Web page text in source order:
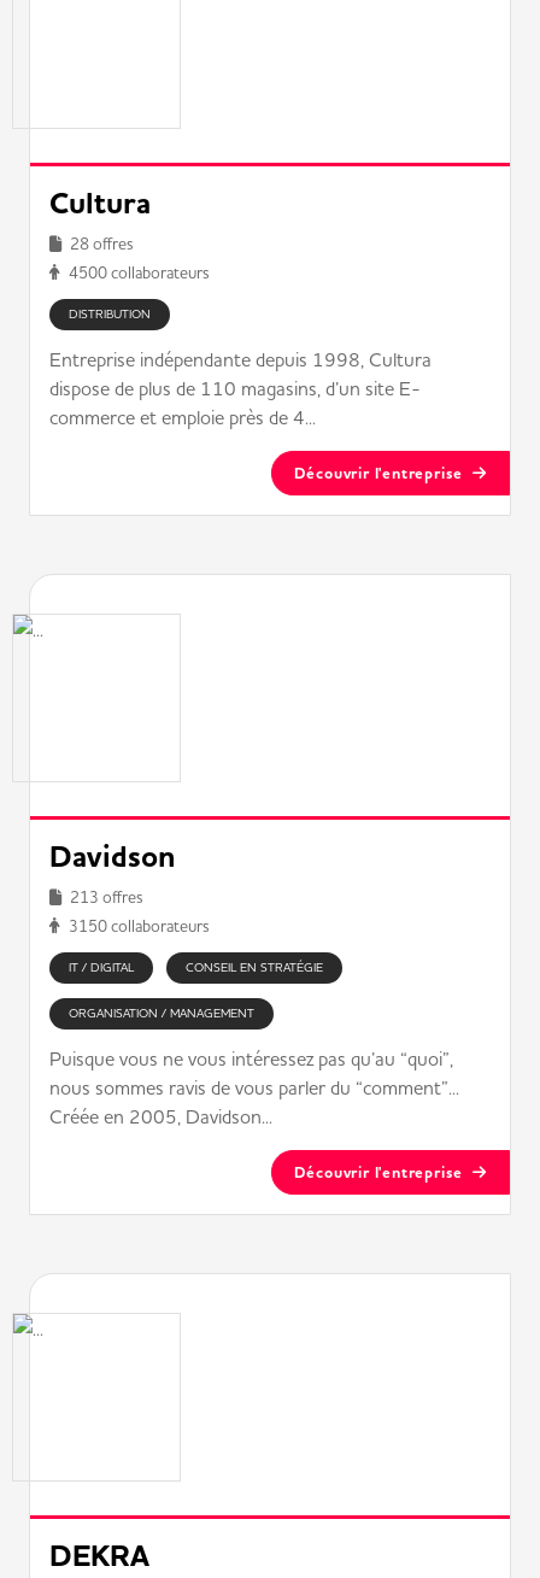
Cultura
28 offres
4500 collaborateurs
DISTRIBUTION
Entreprise indépendante depuis 1998, Cultura
dispose de plus de 110 magasins, d’un site E-
commerce et emploie près de 4...
Découvrir l'entreprise
Davidson
213 offres
3150 collaborateurs
IT / DIGITAL CONSEIL EN STRATÉGIE
ORGANISATION / MANAGEMENT
Puisque vous ne vous intéressez pas qu’au “quoi”,
nous sommes ravis de vous parler du “comment”...
Créée en 2005, Davidson...
Découvrir l'entreprise
DEKRA